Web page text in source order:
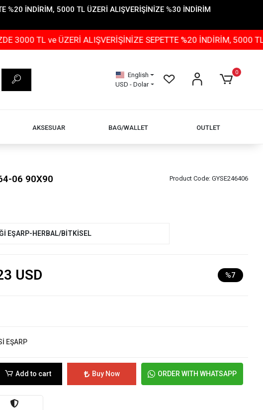
%20 İNDİRİM, 5000 TL ÜZERİ ALIŞVERİŞİNİZE %30 İNDİRİM
ve ÜZERİ ALIŞVERİŞİNİZE SEPETTE %20 İNDİRİM, 5000 TL ÜZERİ
English
USD - Dolar
0
AKSESUAR BAG/WALLET OUTLET
06 90X90 Product Code: GYSE246406
EŞARP-HERBAL/BİTKİSEL
USD %7
EŞARP
Add to cart Buy Now ORDER WITH WHATSAPP